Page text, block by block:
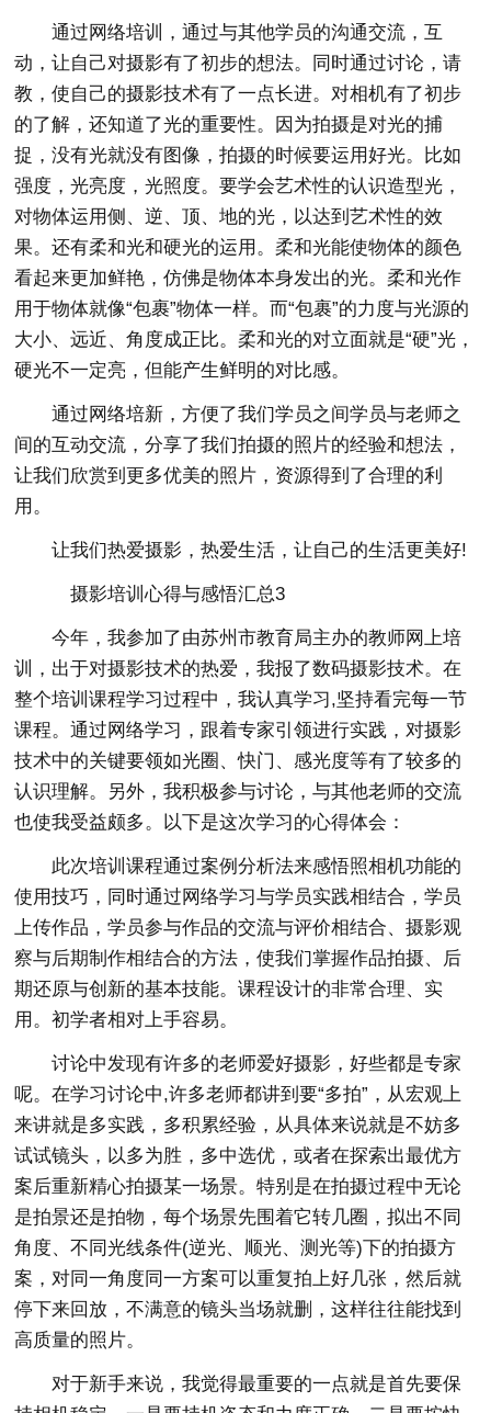
通过网络培训，通过与其他学员的沟通交流，互
动，让自己对摄影有了初步的想法。同时通过讨论，请
教，使自己的摄影技术有了一点长进。对相机有了初步
的了解，还知道了光的重要性。因为拍摄是对光的捕
捉，没有光就没有图像，拍摄的时候要运用好光。比如
强度，光亮度，光照度。要学会艺术性的认识造型光，
对物体运用侧、逆、顶、地的光，以达到艺术性的效
果。还有柔和光和硬光的运用。柔和光能使物体的颜色
看起来更加鲜艳，仿佛是物体本身发出的光。柔和光作
用于物体就像“包裹”物体一样。而“包裹”的力度与光源的
大小、远近、角度成正比。柔和光的对立面就是“硬”光，
硬光不一定亮，但能产生鲜明的对比感。
通过网络培新，方便了我们学员之间学员与老师之
间的互动交流，分享了我们拍摄的照片的经验和想法，
让我们欣赏到更多优美的照片，资源得到了合理的利
用。
让我们热爱摄影，热爱生活，让自己的生活更美好!
摄影培训心得与感悟汇总3
今年，我参加了由苏州市教育局主办的教师网上培
训，出于对摄影技术的热爱，我报了数码摄影技术。在
整个培训课程学习过程中，我认真学习,坚持看完每一节
课程。通过网络学习，跟着专家引领进行实践，对摄影
技术中的关键要领如光圈、快门、感光度等有了较多的
认识理解。另外，我积极参与讨论，与其他老师的交流
也使我受益颇多。以下是这次学习的心得体会：
此次培训课程通过案例分析法来感悟照相机功能的
使用技巧，同时通过网络学习与学员实践相结合，学员
上传作品，学员参与作品的交流与评价相结合、摄影观
察与后期制作相结合的方法，使我们掌握作品拍摄、后
期还原与创新的基本技能。课程设计的非常合理、实
用。初学者相对上手容易。
讨论中发现有许多的老师爱好摄影，好些都是专家
呢。在学习讨论中,许多老师都讲到要“多拍”，从宏观上
来讲就是多实践，多积累经验，从具体来说就是不妨多
试试镜头，以多为胜，多中选优，或者在探索出最优方
案后重新精心拍摄某一场景。特别是在拍摄过程中无论
是拍景还是拍物，每个场景先围着它转几圈，拟出不同
角度、不同光线条件(逆光、顺光、测光等)下的拍摄方
案，对同一角度同一方案可以重复拍上好几张，然后就
停下来回放，不满意的镜头当场就删，这样往往能找到
高质量的照片。
对于新手来说，我觉得最重要的一点就是首先要保